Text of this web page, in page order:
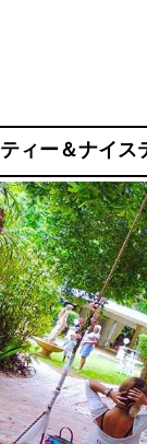
ティー＆ナイス